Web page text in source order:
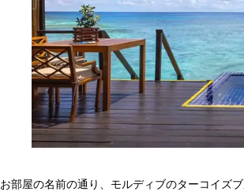
お部屋の名前の通り、モルディブのターコイズ